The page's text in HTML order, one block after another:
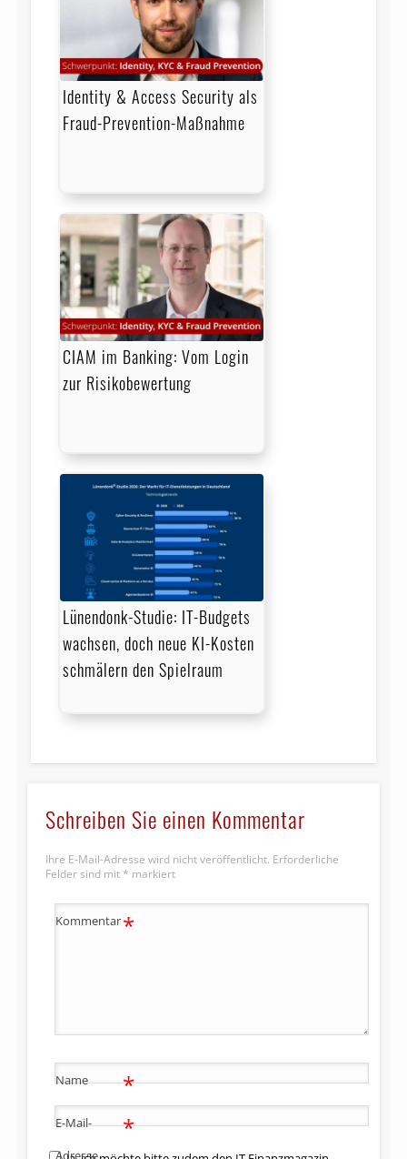
Identity & Access Security als
Fraud-Prevention-Maßnahme
CIAM im Banking: Vom Login
zur Risikobewertung
Lünendonk-Studie: IT-Budgets
wachsen, doch neue KI-Kosten
schmälern den Spielraum
Schreiben Sie einen Kommentar
Ihre E-Mail-Adresse wird nicht veröffentlicht. Erforderliche
Felder sind mit * markiert
Kommentar*
Name *
E-Mail-
Adresse
*